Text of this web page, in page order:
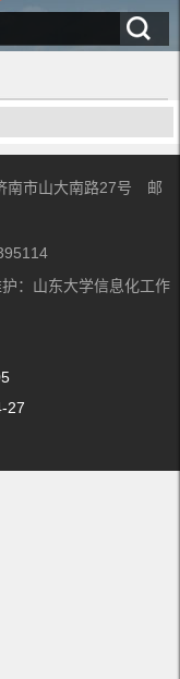
南市山大南路27号 邮
：山东大学信息化工作
-27